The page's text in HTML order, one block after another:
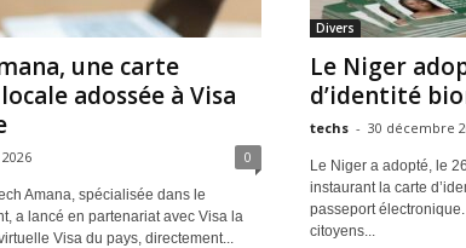
une carte
adossée à Visa
0
Amana, spécialisée dans le
a lancé en partenariat avec Visa la
Visa du pays, directement...
Divers
Le Niger
d’identité
techs - 30 décembre
Le Niger a adopté, le
instaurant la carte
passeport
citoyens...